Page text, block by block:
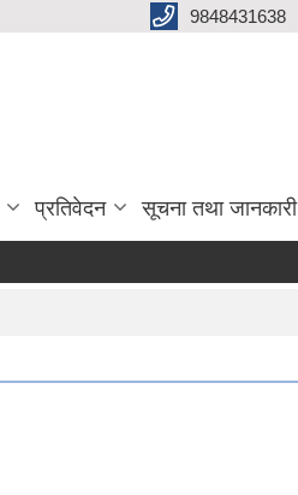
9848431638
प्रतिवेदन सूचना तथा जानकारी